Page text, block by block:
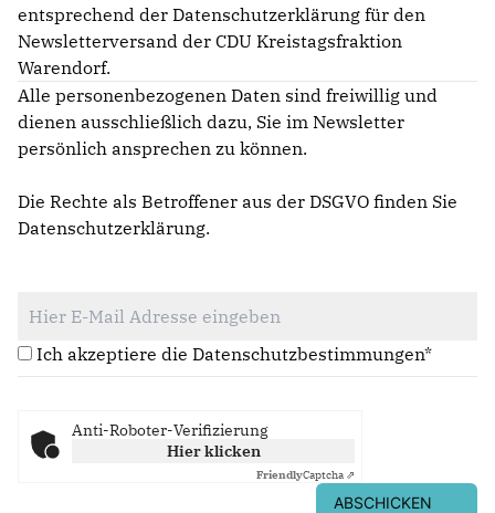
entsprechend der Datenschutzerklärung für den
Newsletterversand der CDU Kreistagsfraktion
Warendorf.
Alle personenbezogenen Daten sind freiwillig und
dienen ausschließlich dazu, Sie im Newsletter
persönlich ansprechen zu können.
Die Rechte als Betroffener aus der DSGVO finden Sie
Datenschutzerklärung.
Ich akzeptiere die Datenschutzbestimmungen*
Anti-Roboter-Verifizierung
Hier klicken
FriendlyCaptcha ⇗
ABSCHICKEN